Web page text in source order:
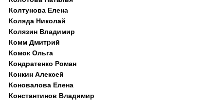
Колтунова Елена
Коляда Николай
Колязин Владимир
Комм Дмитрий
Комок Ольга
Кондратенко Роман
Конкин Алексей
Коновалова Елена
Константинов Владимир